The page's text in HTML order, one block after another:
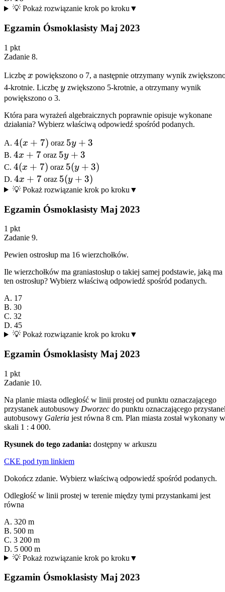
💡 Pokaż rozwiązanie krok po kroku ▼
Egzamin Ósmoklasisty Maj 2023
1 pkt
Zadanie 8.
Liczbę x
x powiększono o 7, a następnie otrzymany wynik
4-krotnie. Liczbę y
yzwiększono 5-krotnie, a otrzymany wynik
powiększono o 3.
Która para wyrażeń algebraicznych poprawnie opisuje wykonane
działania? Wybierz właściwą odpowiedź spośród podanych.
A. 4(x+7)
4(x + 7) oraz 5y
+
3
5y + 3
B. 4x+7
4x + 7oraz 5y
+
3
5y + 3
C. 4(x+7)
4(x + 7) oraz 5(y
+
3)
5(y + 3)
D. 4x+7
4x + 7oraz 5(y
+
5(y + 3)
💡 Pokaż rozwiązanie krok po kroku ▼
Egzamin Ósmoklasisty Maj 2023
1 pkt
Zadanie 9.
Pewien ostrosłup ma 16 wierzchołków.
Ile wierzchołków ma graniastosłup o takiej samej podstawie, jaką ma
ten ostrosłup? Wybierz właściwą odpowiedź spośród podanych.
A. 17
B. 30
C. 32
D. 45
💡 Pokaż rozwiązanie krok po kroku ▼
Egzamin Ósmoklasisty Maj 2023
1 pkt
Zadanie 10.
Na planie miasta odległość w linii prostej od punktu oznaczającego
przystanek autobusowy Dworzec do punktu oznaczającego
autobusowy Galeria jest równa 8 cm. Plan miasta został wykonany w
skali 1 : 4 000.
Rysunek do tego zadania: dostępny w arkuszu
CKE pod tym linkiem
Dokończ zdanie. Wybierz właściwą odpowiedź spośród podanych.
Odległość w linii prostej w terenie między tymi przystankami jest
równa
A. 320 m
B. 500 m
C. 3 200 m
D. 5 000 m
💡 Pokaż rozwiązanie krok po kroku ▼
Egzamin Ósmoklasisty Maj 2023